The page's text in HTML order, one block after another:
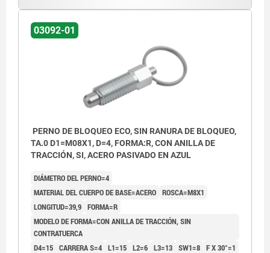
03092-01
PERNO DE BLOQUEO ECO, SIN RANURA DE BLOQUEO,
TA.0 D1=M08X1, D=4, FORMA:R, CON ANILLA DE
TRACCIÓN, SI, ACERO PASIVADO EN AZUL
DIÁMETRO DEL PERNO=4
MATERIAL DEL CUERPO DE BASE=ACERO ROSCA=M8X1
LONGITUD=39,9 FORMA=R
MODELO DE FORMA=CON ANILLA DE TRACCIÓN, SIN
CONTRATUERCA
D4=15 CARRERA S=4 L1=15 L2=6 L3=13 SW1=8 F X 30°=1